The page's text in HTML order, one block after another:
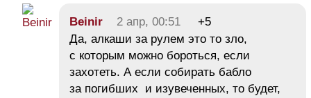
Beinir 2 апр, 00:51
+5
Да, алкаши за рулем это то зло,
с которым можно бороться, если
захотеть. А если собирать бабло
за погибших и изувеченных, то будет,